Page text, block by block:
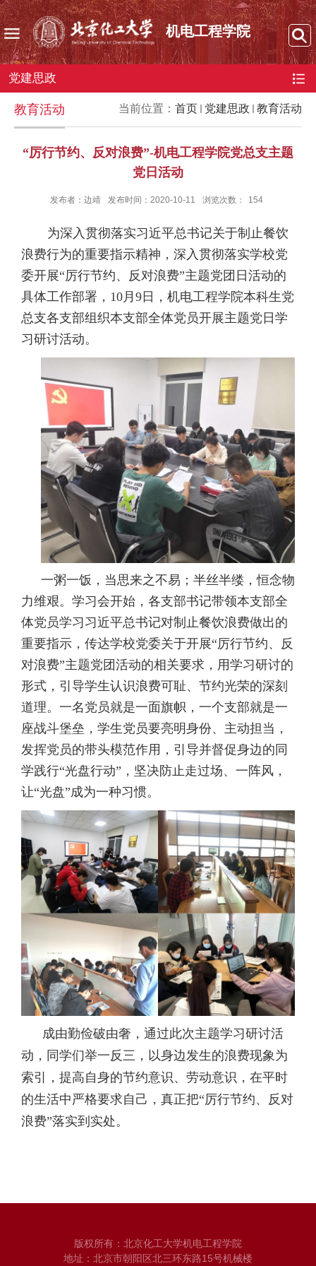
机电工程学院
党建思政
当前位置： 首页 党建思政 教育活动
教育活动
“厉行节约、反对浪费”-机电工程学院党总支主题
党日活动
发布者：边靖 发布时间：2020-10-11 浏览次数： 154
为深入贯彻落实习近平总书记关于制止餐饮
浪费行为的重要指示精神，深入贯彻落实学校党
委开展“厉行节约、反对浪费”主题党团日活动的
具体工作部署， 10 月 9日，机电工程学院本科生党
总支各支部组织本支部全体党员开展主题党日学
习研讨活动。
一粥一饭，当思来之不易；半丝半缕，恒念物
力维艰。学习会开始，各支部书记带领本支部全
体党员学习习近平总书记对制止餐饮浪费做出的
重要指示，传达学校党委关于开展“厉行节约、反
对浪费”主题党团活动的相关要求，用学习研讨的
形式，引导学生认识浪费可耻、节约光荣的深刻
道理。一名党员就是一面旗帜，一个支部就是一
座战斗堡垒，学生党员要亮明身份、主动担当，
发挥党员的带头模范作用，引导并督促身边的同
学践行“光盘行动”，坚决防止走过场、一阵风，
让“光盘”成为一种习惯。
成由勤俭破由奢，通过此次主题学习研讨活
动，同学们举一反三，以身边发生的浪费现象为
索引，提高自身的节约意识、劳动意识，在平时
的生活中严格要求自己，真正把“厉行节约、反对
浪费”落实到实处。
版权所有：北京化工大学机电工程学院
地址：北京市朝阳区北三环东路15号机械楼